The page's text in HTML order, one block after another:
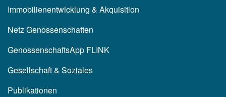
Immobilienentwicklung & Akquisition
Netz Genossenschaften
GenossenschaftsApp FLINK
Gesellschaft & Soziales
Publikationen